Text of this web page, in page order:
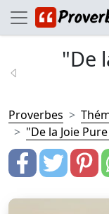
"De
Proverbes
"De la Joie